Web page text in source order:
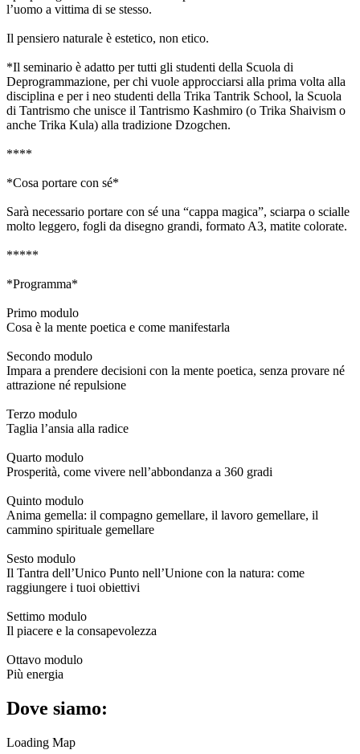
l’uomo a vittima di se stesso.
Il pensiero naturale è estetico, non etico.
*Il seminario è adatto per tutti gli studenti della Scuola di
Deprogrammazione, per chi vuole approcciarsi alla prima volta alla
disciplina e per i neo studenti della Trika Tantrik School, la Scuola
di Tantrismo che unisce il Tantrismo Kashmiro (o Trika Shaivism o
anche Trika Kula) alla tradizione Dzogchen.
****
*Cosa portare con sé*
Sarà necessario portare con sé una “cappa magica”, sciarpa o scialle
molto leggero, fogli da disegno grandi, formato A3, matite colorate.
*****
*Programma*
Primo modulo
Cosa è la mente poetica e come manifestarla
Secondo modulo
Impara a prendere decisioni con la mente poetica, senza provare né
attrazione né repulsione
Terzo modulo
Taglia l’ansia alla radice
Quarto modulo
Prosperità, come vivere nell’abbondanza a 360 gradi
Quinto modulo
Anima gemella: il compagno gemellare, il lavoro gemellare, il
cammino spirituale gemellare
Sesto modulo
Il Tantra dell’Unico Punto nell’Unione con la natura: come
raggiungere i tuoi obiettivi
Settimo modulo
Il piacere e la consapevolezza
Ottavo modulo
Più energia
Dove siamo:
Loading Map